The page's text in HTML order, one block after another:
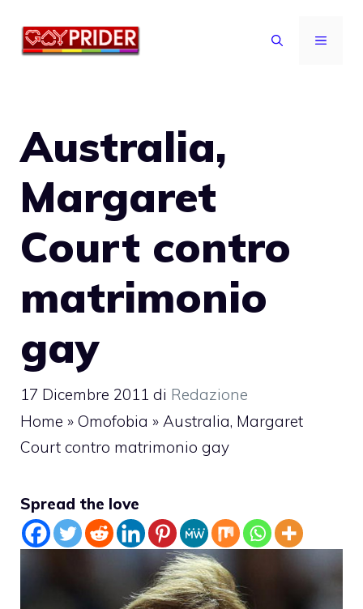
MENU
Australia,
Margaret
Court contro
matrimonio
gay
17 Dicembre 2011 di Redazione
Home » Omofobia » Australia, Margaret
Court contro matrimonio gay
Spread the love